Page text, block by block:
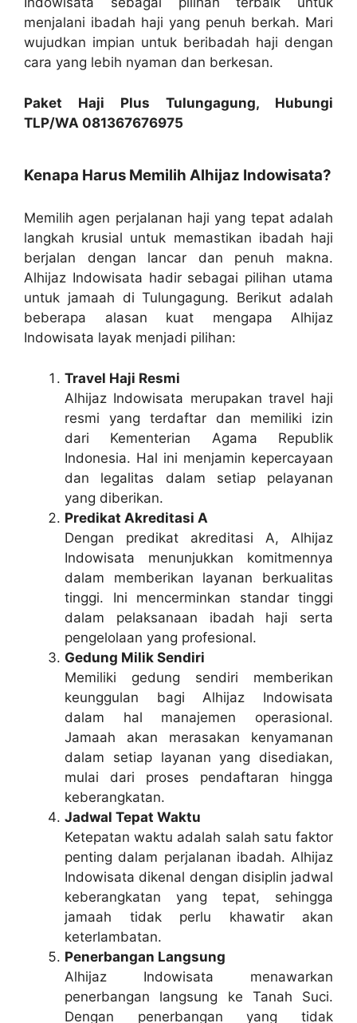
menjalani ibadah haji yang penuh berkah. Mari
wujudkan impian untuk beribadah haji dengan
cara yang lebih nyaman dan berkesan.
Paket Haji Plus Tulungagung, Hubungi
TLP/WA 081367676975
Kenapa Harus Memilih Alhijaz Indowisata?
Memilih agen perjalanan haji yang tepat adalah
langkah krusial untuk memastikan ibadah haji
berjalan dengan lancar dan penuh makna.
Alhijaz Indowisata hadir sebagai pilihan utama
untuk jamaah di Tulungagung. Berikut adalah
beberapa alasan kuat mengapa Alhijaz
Indowisata layak menjadi pilihan:
Travel Haji Resmi
Alhijaz Indowisata merupakan travel haji
resmi yang terdaftar dan memiliki izin
dari Kementerian Agama Republik
Indonesia. Hal ini menjamin kepercayaan
dan legalitas dalam setiap pelayanan
yang diberikan.
Predikat Akreditasi A
Dengan predikat akreditasi A, Alhijaz
Indowisata menunjukkan komitmennya
dalam memberikan layanan berkualitas
tinggi. Ini mencerminkan standar tinggi
dalam pelaksanaan ibadah haji serta
pengelolaan yang profesional.
Gedung Milik Sendiri
Memiliki gedung sendiri memberikan
keunggulan bagi Alhijaz Indowisata
dalam hal manajemen operasional.
Jamaah akan merasakan kenyamanan
dalam setiap layanan yang disediakan,
mulai dari proses pendaftaran hingga
keberangkatan.
Jadwal Tepat Waktu
Ketepatan waktu adalah salah satu faktor
penting dalam perjalanan ibadah. Alhijaz
Indowisata dikenal dengan disiplin jadwal
keberangkatan yang tepat, sehingga
jamaah tidak perlu khawatir akan
keterlambatan.
Penerbangan Langsung
Alhijaz Indowisata menawarkan
penerbangan langsung ke Tanah Suci.
Dengan penerbangan yang tidak